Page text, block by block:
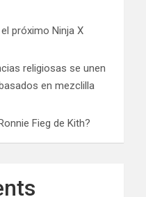
próximo Ninja X
religiosas se unen
​​en mezclilla
Fieg de Kith?